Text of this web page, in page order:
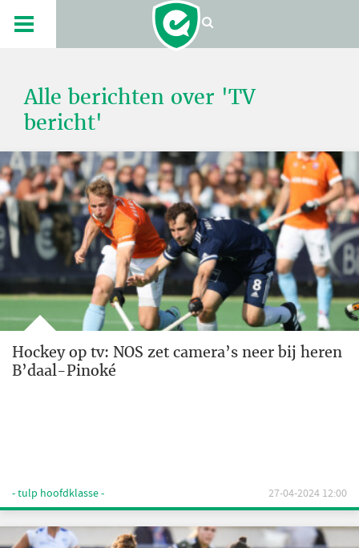
Alle berichten over 'TV
bericht'
Hockey op tv: NOS zet camera’s neer bij heren
B’daal-Pinoké
- tulp hoofdklasse - 27-04-2024 12:00